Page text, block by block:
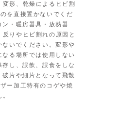
形、乾燥によるヒビ割
を直接置かないでくだ
・暖房器具・放熱器
りやヒビ割れの原因と
いでください。変形や
る場所では使用しない
し、誤飲、誤食をしな
片や細片となって飛散
ー加工特有のコゲや焼